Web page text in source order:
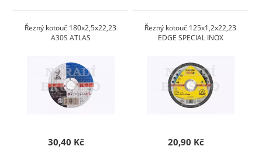
Řezný kotouč 180x2,5x22,23
A30S ATLAS
30,40 Kč
Řezný kotouč 125x1,2x22,23
EDGE SPECIAL INOX
20,90 Kč